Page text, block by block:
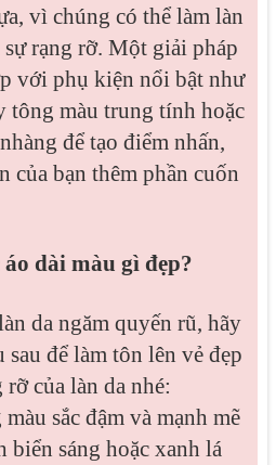
vì chúng có thể làm làn
rạng rỡ. Một giải pháp
với phụ kiện nổi bật như
tông màu trung tính hoặc
để tạo điểm nhấn,
của bạn thêm phần cuốn
dài màu gì đẹp?
da ngăm quyến rũ, hãy
để làm tôn lên vẻ đẹp
của làn da nhé:
sắc đậm và mạnh mẽ
biển sáng hoặc xanh lá